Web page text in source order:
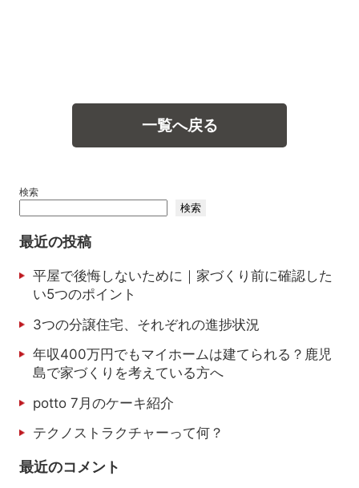
一覧へ戻る
検索
検索
最近の投稿
平屋で後悔しないために｜家づくり前に確認した
い5つのポイント
3つの分譲住宅、それぞれの進捗状況
年収400万円でもマイホームは建てられる？鹿児
島で家づくりを考えている方へ
potto 7月のケーキ紹介
テクノストラクチャーって何？
最近のコメント